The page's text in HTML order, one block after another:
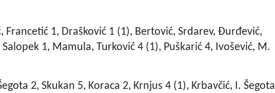
Francetić 1, Drašković 1 (1), Bertović, Srdarev, Đurđević,
1, Mamula, Turković 4 (1), Puškarić 4, Ivošević, M.
2, Skukan 5, Koraca 2, Krnjus 4 (1), Krbavčić, I. Šegota